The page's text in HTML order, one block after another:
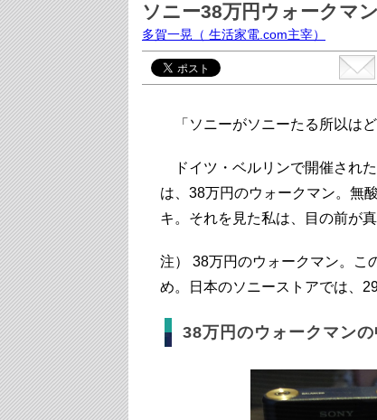
ソニー38万円ウォークマ
多賀一晃 （ 生活家電.com主宰）
「ソニーがソニーたる所以は
ドイツ・ベルリンで開催され
は、38万円のウォークマン。無
キ。それを見た私は、目の前が真
注） 38万円のウォークマン。こ
め。日本のソニーストアでは、
38万円のウォークマンの